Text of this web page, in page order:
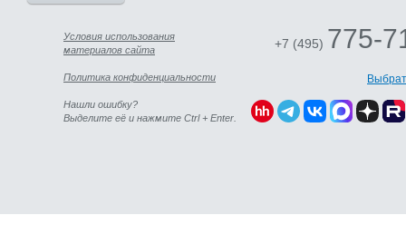
Условия использования
материалов сайта
Политика конфиденциальности
Нашли ошибку?
Выделите её и нажмите Ctrl + Enter.
+7 (495) 775-